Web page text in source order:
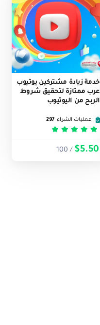
خدمة زيادة مشتركين يوتيوب
عرب ممتازة لتحقيق شروط
الربح من اليوتيوب
عمليات الشراء 297
تم التقييم 5
$5.50
/ 100